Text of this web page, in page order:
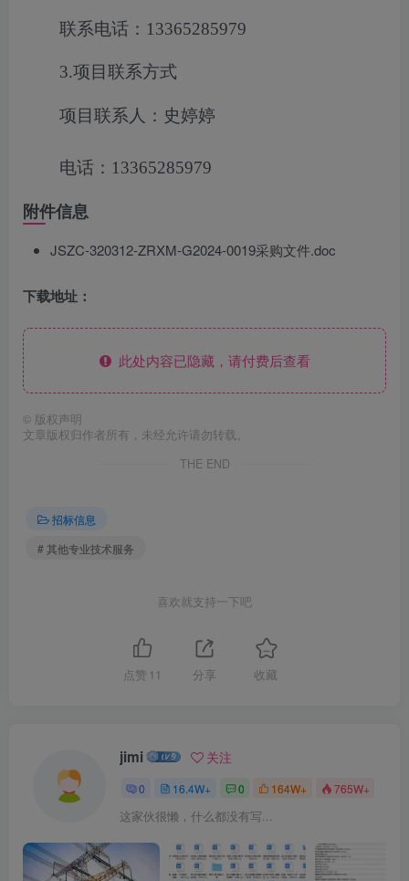
联系电话：13365285979
3.项目联系方式
项目联系人：史婷婷
电话：13365285979
附件信息
JSZC-320312-ZRXM-G2024-0019采购文件.doc
下载地址：
此处内容已隐藏，请付费后查看
© 版权声明
文章版权归作者所有，未经允许请勿转载。
THE END
招标信息
# 其他专业技术服务
喜欢就支持一下吧
点赞 11 分享 收藏
jimi 关注
0 16.4W+ 0 164W+ 765W+
这家伙很懒，什么都没有写...